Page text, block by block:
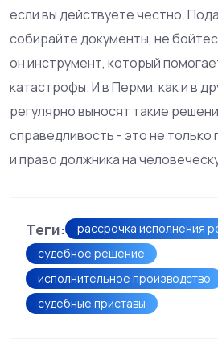
если вы действуете честно.
собирайте документы, не
он инструмент, который
катастрофы. И в Перми, как и в
регулярно выносят такие
справедливость - это не только
и право должника на
Теги:
рассрочка исполнения
судебное решение
исполнительное производство
судебные приставы